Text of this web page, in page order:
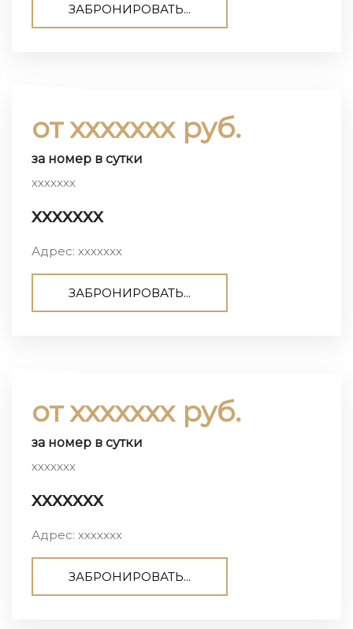
ЗАБРОНИРОВАТЬ...
от ххххххх руб.
за номер в сутки
ххххххх
ххххххх
Адрес: ххххххх
ЗАБРОНИРОВАТЬ...
от ххххххх руб.
за номер в сутки
ххххххх
ххххххх
Адрес: ххххххх
ЗАБРОНИРОВАТЬ...